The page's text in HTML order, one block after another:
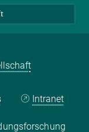
Intranet